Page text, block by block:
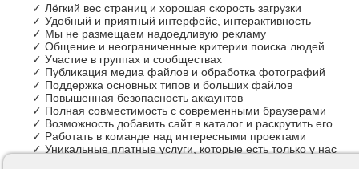
✓ Лёгкий вес страниц и хорошая скорость загрузки
✓ Удобный и приятный интерфейс, интерактивность
✓ Мы не размещаем надоедливую рекламу
✓ Общение и неограниченные критерии поиска людей
✓ Участие в группах и сообществах
✓ Публикация медиа файлов и обработка фотографий
✓ Поддержка основных типов и больших файлов
✓ Повышенная безопасность аккаунтов
✓ Полная совместимость с современными браузерами
✓ Возможность добавить сайт в каталог и раскрутить его
✓ Работать в команде над интересными проектами
✓ Уникальные платные услуги, которые есть только у нас